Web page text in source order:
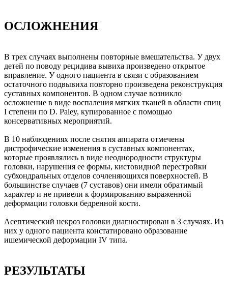
ОСЛОЖНЕНИЯ
В трех случаях выполнены повторные вмешательства. У двух
детей по поводу рецидива вывиха произведено открытое
вправление. У одного пациента в связи с образованием
остаточного подвывиха повторно произведена реконструкция
суставных компонентов. В одном случае возникло
осложнение в виде воспаления мягких тканей в области спиц
I степени по D. Paley, купированное с помощью
консервативных мероприятий.
В 10 наблюдениях после снятия аппарата отмечены
дистрофические изменения в суставных компонентах,
которые проявлялись в виде неоднородности структуры
головки, нарушения ее формы, кистовидной перестройки
субхондральных отделов сочленяющихся поверхностей. В
большинстве случаев (7 суставов) они имели обратимый
характер и не привели к формированию выраженной
деформации головки бедренной кости.
Асептический некроз головки диагностирован в 3 случаях. Из
них у одного пациента констатировано образование
ишемической деформации IV типа.
РЕЗУЛЬТАТЫ